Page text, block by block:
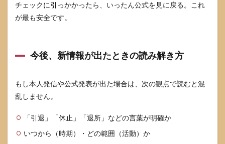
チェックに引っかかったら、いったん公式を見に戻る。これ
が最も安全です。
今後、新情報が出たときの読み解き方
もし本人発信や公式発表が出た場合は、次の観点で読むと混
乱しません。
「引退」「休止」「退所」などの言葉が明確か
いつから（時期）・どの範囲（活動）か